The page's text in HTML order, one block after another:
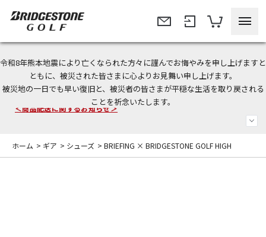
令和8年熊本地震により亡くなられた方々に謹んでお悔やみを申し上げますと
ともに、被災された皆さまに心よりお見舞い申し上げます。
被災地の一日でも早い復旧と、被災者の皆さまが平穏な生活を取り戻される
ことを祈念いたします。
今なら新規会員登録で1,000円OFFクーポンプレゼント！
＜商品配送に関するお知らせ＞
ホーム > ギア > シューズ > BRIEFING × BRIDGESTONE GOLF HIGH